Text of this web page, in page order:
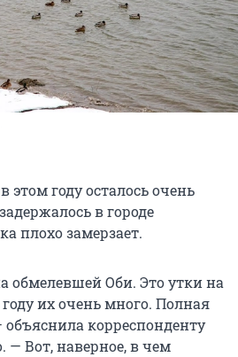
году осталось очень
в городе
плохо замерзает.
обмелевшей Оби. Это утки на
их очень много. Полная
корреспонденту
— Вот, наверное, в чем